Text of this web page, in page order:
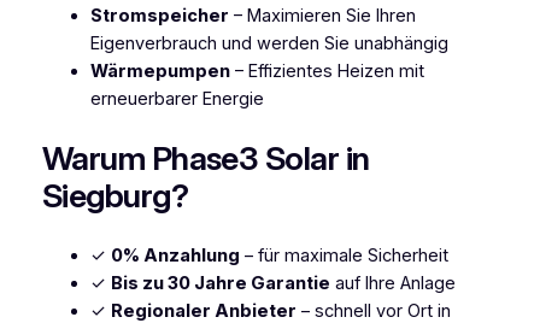
Stromspeicher – Maximieren Sie Ihren
Eigenverbrauch und werden Sie unabhängig
Wärmepumpen– Effizientes Heizen mit
erneuerbarer Energie
Warum Phase3 Solar in
Siegburg?
✓ 0% Anzahlung – für maximale Sicherheit
✓ Bis zu 30 Jahre Garantie auf Ihre Anlage
✓ Regionaler Anbieter – schnell vor Ort in